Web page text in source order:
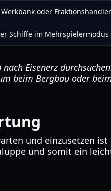
oder Fraktionshändler
Schiffe im Mehrspielermodus
Eisenerz
beim Bergbau oder
und einzusetzen ist
und somit ein